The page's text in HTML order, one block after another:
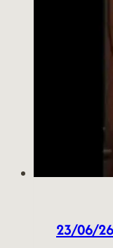
23/06/26